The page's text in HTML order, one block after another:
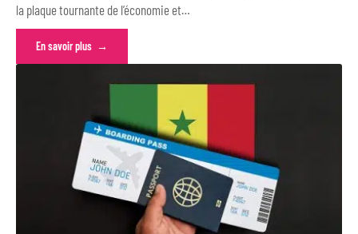
la plaque tournante de l’économie et…
En savoir plus